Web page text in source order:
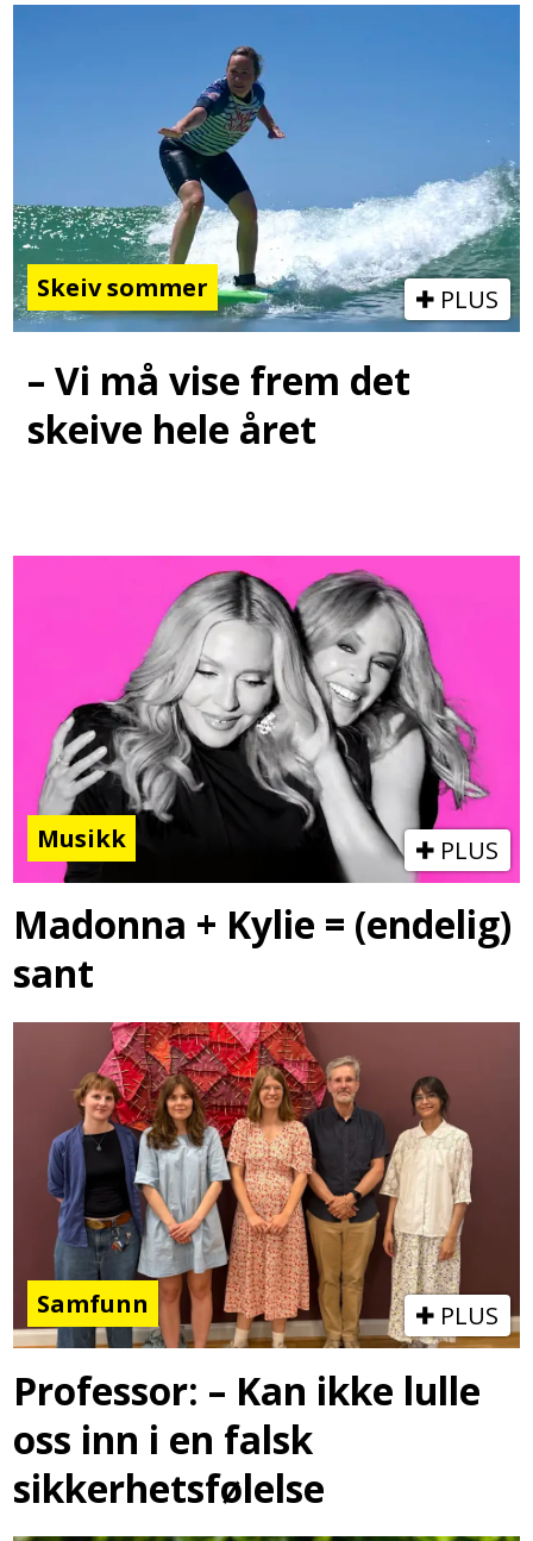
Skeiv sommer PLUS
– Vi må vise frem det
skeive hele året
Musikk PLUS
Madonna + Kylie = (endelig)
sant
Samfunn PLUS
Professor: – Kan ikke lulle
oss inn i en falsk
sikkerhetsfølelse